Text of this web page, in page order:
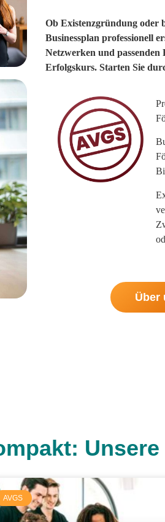
Ob Existenzgründung oder
Businessplan professionell
Netzwerken und
Erfolgskurs. Starten Sie
Über
AVGS